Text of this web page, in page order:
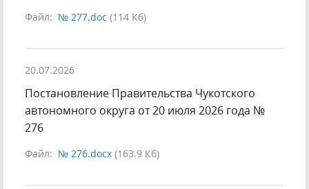
Файл: № 277.doc (114 Кб)
20.07.2026
Постановление Правительства Чукотского
автономного округа от 20 июля 2026 года №
276
Файл: № 276.docx (163.9 Кб)